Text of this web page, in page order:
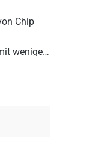
Chip
wenigen,
muss es
werden.